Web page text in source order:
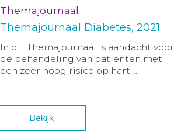
Themajournaal
Themajournaal Diabetes, 2021
In dit Themajournaal is aandacht voor
de behandeling van patiënten met
een zeer hoog risico op hart-...
Bekijk